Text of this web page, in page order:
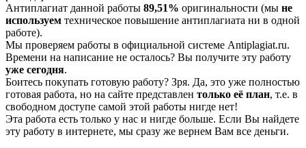
Антиплагиат данной работы 89,51% оригинальности (мы не
используем техническое повышение антиплагиата ни в одной
работе).
Мы проверяем работы в официальной системе Аntiplagiat.ru.
Времени на написание не осталось? Вы получите эту работу
уже сегодня.
Боитесь покупать готовую работу? Зря. Да, это уже полностью
готовая работа, но на сайте представлен только её план, т.е. в
свободном доступе самой этой работы нигде нет!
Эта работа есть только у нас и нигде больше. Если Вы найдете
эту работу в интернете, мы сразу же вернем Вам все деньги.